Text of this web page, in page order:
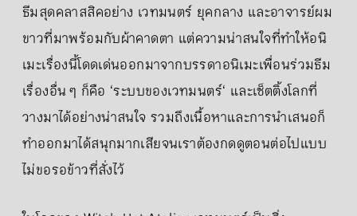
ธีมสุดคลาสสิคอย่าง เวทมนตร์ ยุคกลาง และอาจารย์ผม
ขาวที่มาพร้อมกับผ้าคาดตา แต่ความน่าสนใจที่ทำให้อนิ
เมะเรื่องนี้โดดเด่นออกมาจากบรรดาอนิเมะเพื่อนร่วมธีม
เรื่องอื่น ๆ ก็คือ ‘ระบบของเวทมนตร์‘ และเซ็ตติ้งโลกที่
วางมาได้อย่างน่าสนใจ รวมถึงเนื้อหาและการนำเสนอก็
ทำออกมาได้สนุกมากเสียจนเราต้องกดดูตอนต่อไปแบบ
ไม่ขอรอข้าวที่สั่งไว้